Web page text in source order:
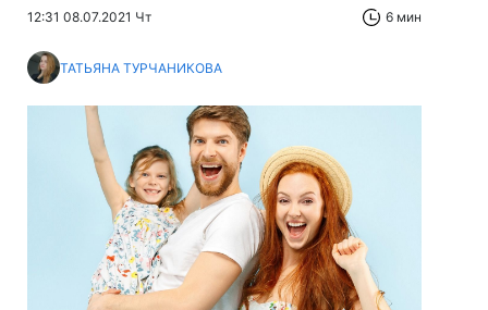
12:31 08.07.2021 Чт 6 мин
ТАТЬЯНА ТУРЧАНИКОВА